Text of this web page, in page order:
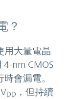
？
用大量電晶
nm CMOS
會漏電。
DD ，但持續